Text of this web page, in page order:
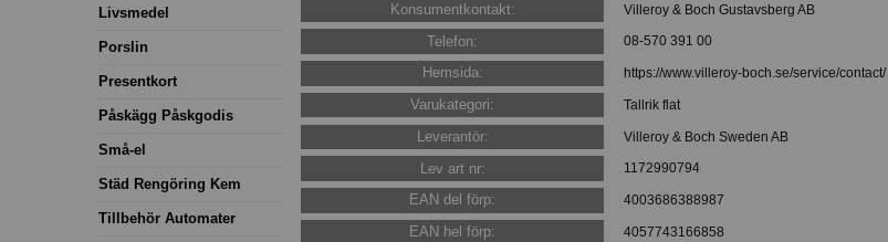
Livsmedel
Porslin
Presentkort
Påskägg Påskgodis
Små-el
Städ Rengöring Kem
Tillbehör Automater
Konsumentkontakt: Villeroy & Boch Gustavsberg AB
Telefon: 08-570 391 00
Hemsida: https://www.villeroy-boch.se/service/contact/
Varukategori: Tallrik flat
Leverantör: Villeroy & Boch Sweden AB
Lev art nr: 1172990794
EAN del förp: 4003686388987
EAN hel förp: 4057743166858